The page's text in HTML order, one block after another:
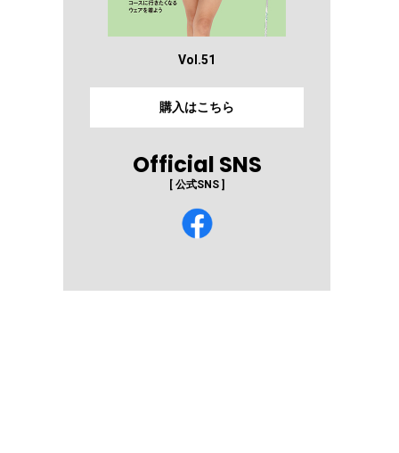
Vol.51
購入はこちら
Official SNS
[ 公式SNS ]